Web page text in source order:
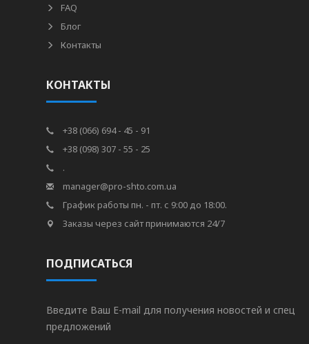
FAQ
Блог
Контакты
КОНТАКТЫ
+38 (066) 694 - 45 - 91
+38 (098) 307 - 55 - 25
.
manager@pro-shto.com.ua
График работы пн. - пт. с 9:00 до 18:00.
Заказы через сайт принимаются 24/7
ПОДПИСАТЬСЯ
Введите Ваш E-mail для получения новостей и спец
предложений